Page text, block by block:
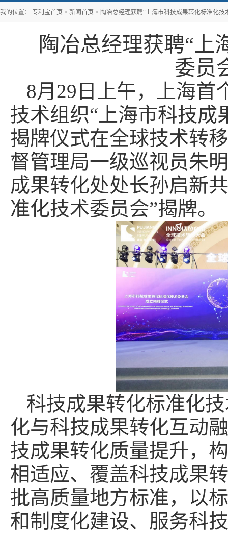
我的位置： 专利宝首页 > 新闻首页 > 陶冶总经理获聘“上海市科技成果转化标准化技
陶冶总经理获聘“上
委员
8月29日上午，上海首
技术组织“上海市科技成
揭牌仪式在全球技术转
督管理局一级巡视员朱
成果转化处处长孙启新
准化技术委员会”揭牌。
科技成果转化标准化
化与科技成果转化互动
技成果转化质量提升，
相适应、覆盖科技成果
批高质量地方标准，以
和制度化建设、服务科